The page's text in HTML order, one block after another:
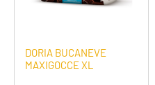
DORIA BUCANEVE
MAXIGOCCE XL